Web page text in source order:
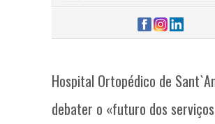
Hospital Ortopédico de
debater o «futuro dos